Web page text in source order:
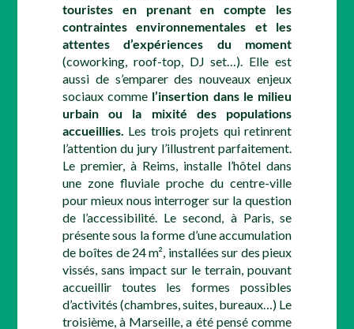
touristes en prenant en compte les
contraintes environnementales et les
attentes d’expériences du moment
(coworking, roof-top, DJ set…). Elle est
aussi de s’emparer des nouveaux enjeux
sociaux comme l’insertion dans le milieu
urbain ou la mixité des populations
accueillies. Les trois projets qui retinrent
l’attention du jury l’illustrent parfaitement.
Le premier, à Reims, installe l’hôtel dans
une zone fluviale proche du centre-ville
pour mieux nous interroger sur la question
de l’accessibilité. Le second, à Paris, se
présente sous la forme d’une accumulation
de boîtes de 24 m², installées sur des pieux
vissés, sans impact sur le terrain, pouvant
accueillir toutes les formes possibles
d’activités (chambres, suites, bureaux…) Le
troisième, à Marseille, a été pensé comme